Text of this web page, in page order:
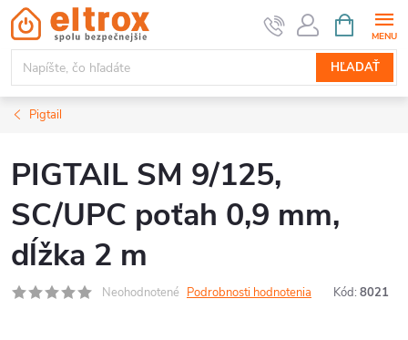
Prejsť
na
obsah
HĽADAŤ
KOŠÍK
Pigtail
PIGTAIL SM 9/125,
SC/UPC poťah 0,9 mm,
dĺžka 2 m
Neohodnotené Podrobnosti hodnotenia Kód: 8021